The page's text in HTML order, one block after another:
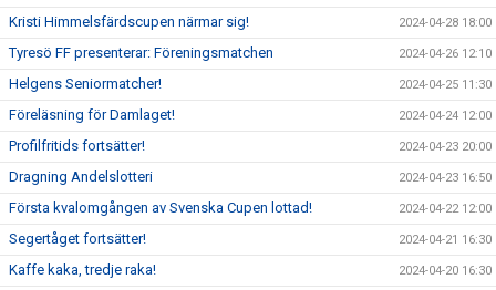
Kristi Himmelsfärdscupen närmar sig! 2024-04-28 18:00
Tyresö FF presenterar: Föreningsmatchen 2024-04-26 12:10
Helgens Seniormatcher! 2024-04-25 11:30
Föreläsning för Damlaget! 2024-04-24 12:00
Profilfritids fortsätter! 2024-04-23 20:00
Dragning Andelslotteri 2024-04-23 16:50
Första kvalomgången av Svenska Cupen lottad! 2024-04-22 12:00
Segertåget fortsätter! 2024-04-21 16:30
Kaffe kaka, tredje raka! 2024-04-20 16:30